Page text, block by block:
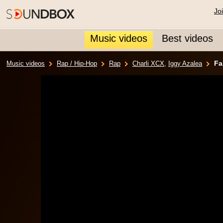
Music videos Best videos
Music videos Rap / Hip-Hop Rap Charli XCX, Iggy Azalea